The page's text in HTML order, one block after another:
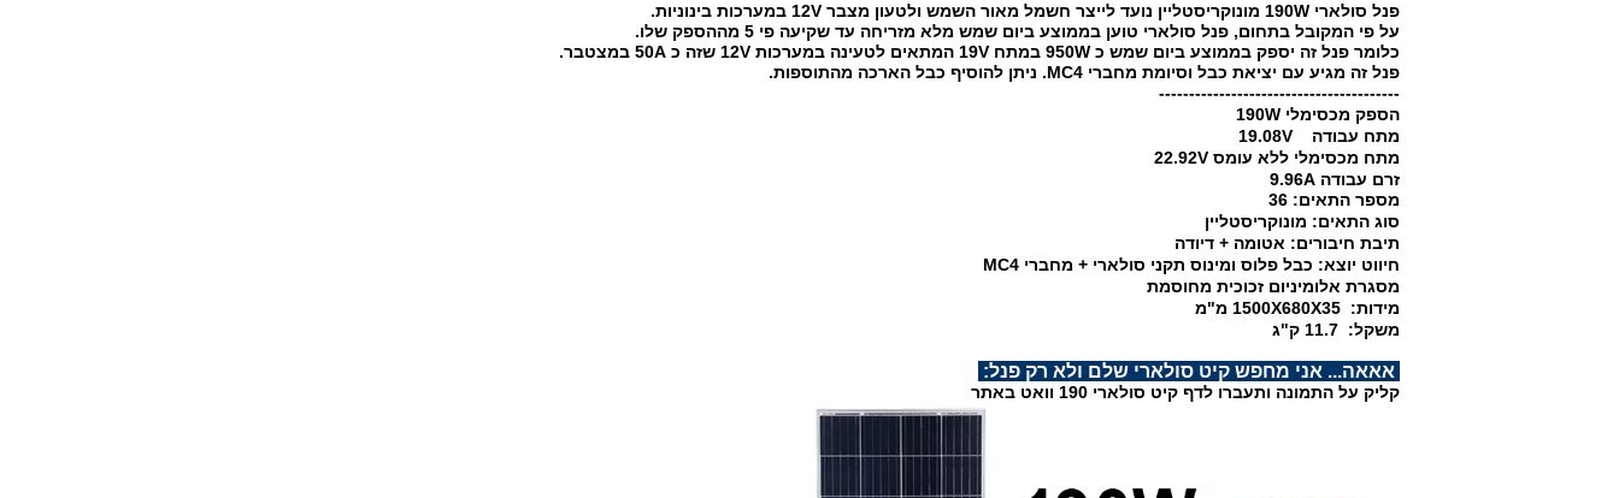
פנל סולארי 190W מונוקריסטליין נועד לייצר חשמל מאור השמש ולטעון מצבר 12V במערכות בינוניות.
על פי המקובל בתחום, פנל סולארי טוען בממוצע ביום שמש מלא מזריחה עד שקיעה פי 5 מההספק שלו.
כלומר פנל זה יספק בממוצע ביום שמש כ 950W במתח 19V המתאים לטעינה במערכות 12V שזה כ 50A במצטבר.
פנל זה מגיע עם יציאת כבל וסיומת מחברי MC4. ניתן להוסיף כבל הארכה מהתוספות.
----------------------------------------
הספק מכסימלי 190W
מתח עבודה 19.08V
מתח מכסימלי ללא עומס 22.92V
זרם עבודה 9.96 A
מספר התאים: 36
סוג התאים: מונוקריסטליין
תיבת חיבורים: אטומה + דיודה
חיווט יוצא: כבל פלוס ומינוס תקני סולארי + מחברי MC4
מסגרת אלומיניום זכוכית מחוסמת
מידות: 1500X680X35 מ"מ
משקל: 11.7 ק"ג
אאאה... אני מחפש קיט סולארי שלם ולא רק פנל:
קליק על התמונה ותעברו לדף קיט סולארי 190 וואט באתר